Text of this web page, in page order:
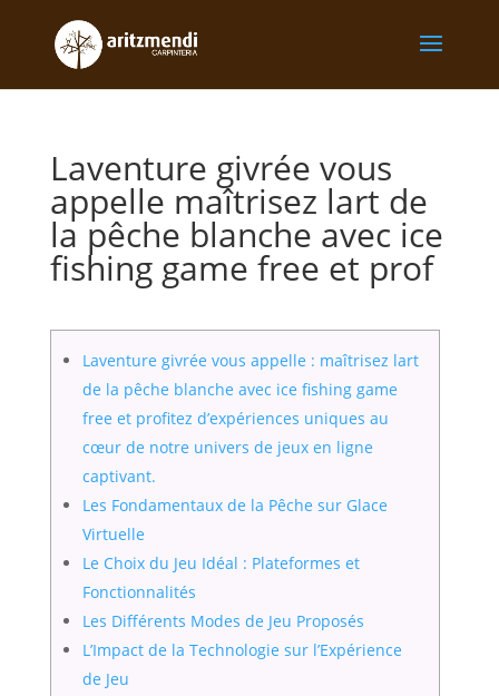
Laventure givrée vous
appelle maîtrisez lart de
la pêche blanche avec ice
fishing game free et prof
Laventure givrée vous appelle : maîtrisez lart
de la pêche blanche avec ice fishing game
free et profitez d’expériences uniques au
cœur de notre univers de jeux en ligne
captivant.
Les Fondamentaux de la Pêche sur Glace
Virtuelle
Le Choix du Jeu Idéal : Plateformes et
Fonctionnalités
Les Différents Modes de Jeu Proposés
L’Impact de la Technologie sur l’Expérience
de Jeu